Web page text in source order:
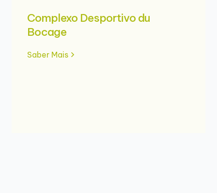
Complexo Desportivo du
Bocage
Saber Mais